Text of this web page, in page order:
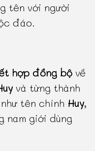
tên với người
đáo.
hợp đồng bộ về
và từng thành
tên chính Huy,
nam giới dùng